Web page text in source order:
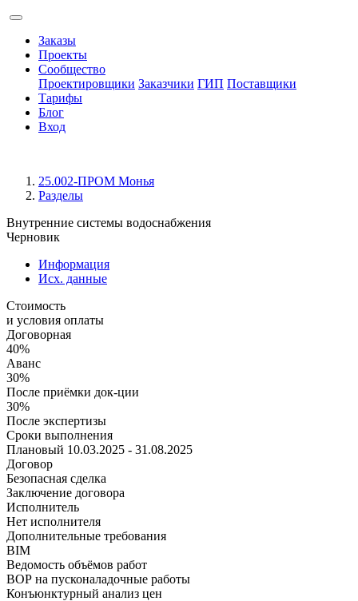
Заказы
Проекты
Сообщество
Проектировщики Заказчики ГИП Поставщики
Тарифы
Блог
Вход
25.002-ПРОМ Монья
Разделы
Внутренние системы водоснабжения
Черновик
Информация
Исх. данные
Стоимость
и условия оплаты
Договорная
40%
Аванс
30%
После приёмки док-ции
30%
После экспертизы
Сроки выполнения
Плановый 10.03.2025 - 31.08.2025
Договор
Безопасная сделка
Заключение договора
Исполнитель
Нет исполнителя
Дополнительные требования
BIM
Ведомость объёмов работ
ВОР на пусконаладочные работы
Конъюнктурный анализ цен